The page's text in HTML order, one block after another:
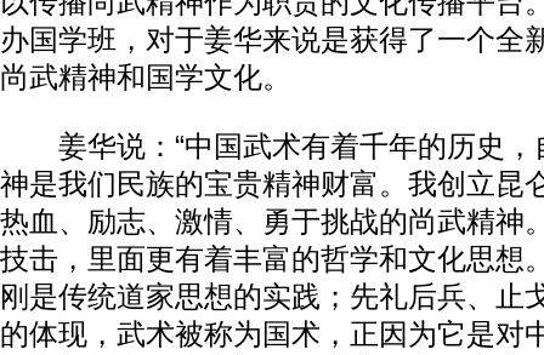
办国学班，对于姜华来说是获得了一个全
尚武精神和国学文化。
姜华说：“中国武术有着千年的历史，
神是我们民族的宝贵精神财富。我创立昆
热血、励志、激情、勇于挑战的尚武精神
技击，里面更有着丰富的哲学和文化思想
刚是传统道家思想的实践；先礼后兵、止
的体现，武术被称为国术，正因为它是对